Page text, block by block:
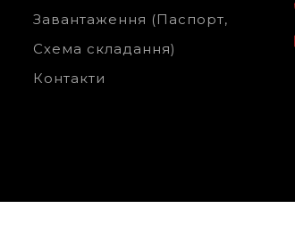
Завантаження (Паспорт,
Схема складання)
Контакти